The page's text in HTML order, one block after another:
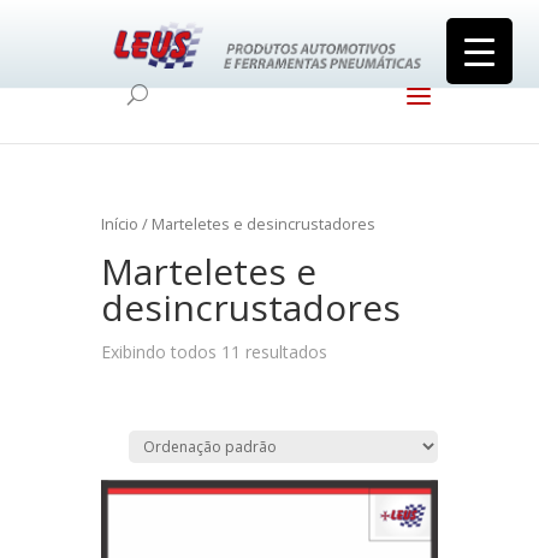
Início / Marteletes e desincrustadores
Marteletes e
desincrustadores
Exibindo todos 11 resultados